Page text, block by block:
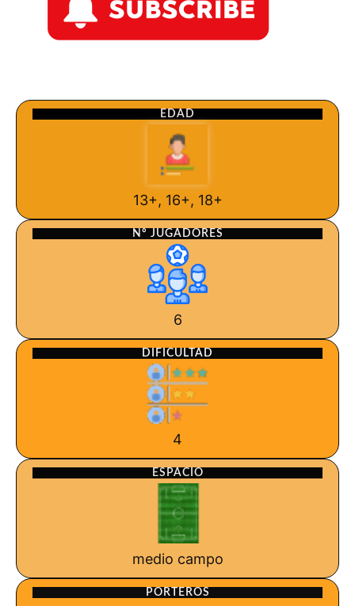
EDAD
13+, 16+, 18+
Nº JUGADORES
6
DIFICULTAD
4
ESPACIO
medio campo
PORTEROS